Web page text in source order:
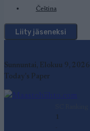
Čeština
Liity jäseneksi
Sunnuntai, Elokuu 9, 2026
Today's Paper
1
-